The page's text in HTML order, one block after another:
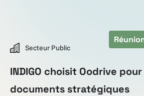
Secteur Public
INDIGO choisit Oodrive
documents stratégiques